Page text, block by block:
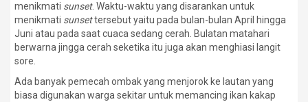
menikmati sunset. Waktu-waktu yang disarankan untuk
menikmati sunsettersebut yaitu pada bulan-bulan April hingga
Juni atau pada saat cuaca sedang cerah. Bulatan matahari
berwarna jingga cerah seketika itu juga akan menghiasi langit
sore.
Ada banyak pemecah ombak yang menjorok ke lautan yang
biasa digunakan warga sekitar untuk memancing ikan kakap